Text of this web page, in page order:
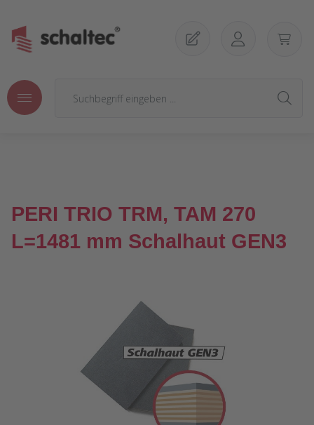
PERI TRIO TRM, TAM 270
L=1481 mm Schalhaut GEN3
Bildergalerie überspringen